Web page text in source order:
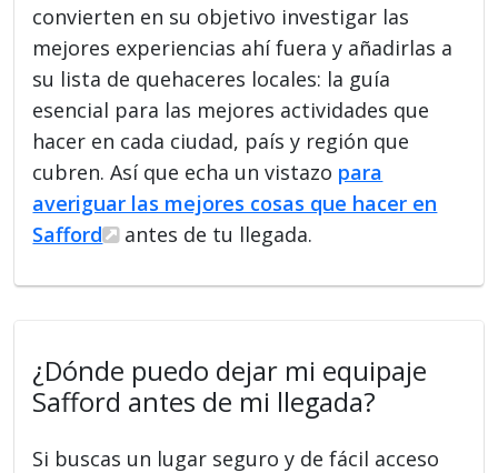
convierten en su objetivo investigar las
mejores experiencias ahí fuera y añadirlas a
su lista de quehaceres locales: la guía
esencial para las mejores actividades que
hacer en cada ciudad, país y región que
cubren. Así que echa un vistazo para
averiguar las mejores cosas que hacer en
Safford
antes de tu llegada.
¿Dónde puedo dejar mi equipaje
Safford antes de mi llegada?
Si buscas un lugar seguro y de fácil acceso